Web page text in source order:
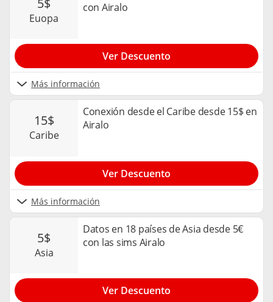
euopa
con Airalo
Más información
Ver Descuento
15$
caribe
Conexión desde el Caribe desde 15$ en
Airalo
Más información
Ver Descuento
5$
asia
Datos en 18 países de Asia desde 5€
con las sims Airalo
Ver Descuento